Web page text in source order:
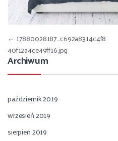
Nawigacja wpisu
← 17880028187_c692a8314c4f8
40f12a4ce49ff16.jpg
Archiwum
październik 2019
wrzesień 2019
sierpień 2019